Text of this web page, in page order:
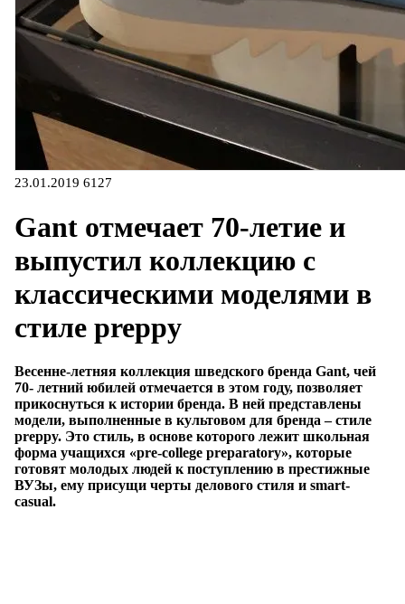
23.01.2019 6127
Gant отмечает 70-летие и
выпустил коллекцию с
классическими моделями в
стиле preppy
Весенне-летняя коллекция шведского бренда Gant, чей
70- летний юбилей отмечается в этом году, позволяет
прикоснуться к истории бренда. В ней представлены
модели, выполненные в культовом для бренда – стиле
preppy. Это стиль, в основе которого лежит школьная
форма учащихся «pre-college preparatory», которые
готовят молодых людей к поступлению в престижные
ВУЗы, ему присущи черты делового стиля и smart-
casual.